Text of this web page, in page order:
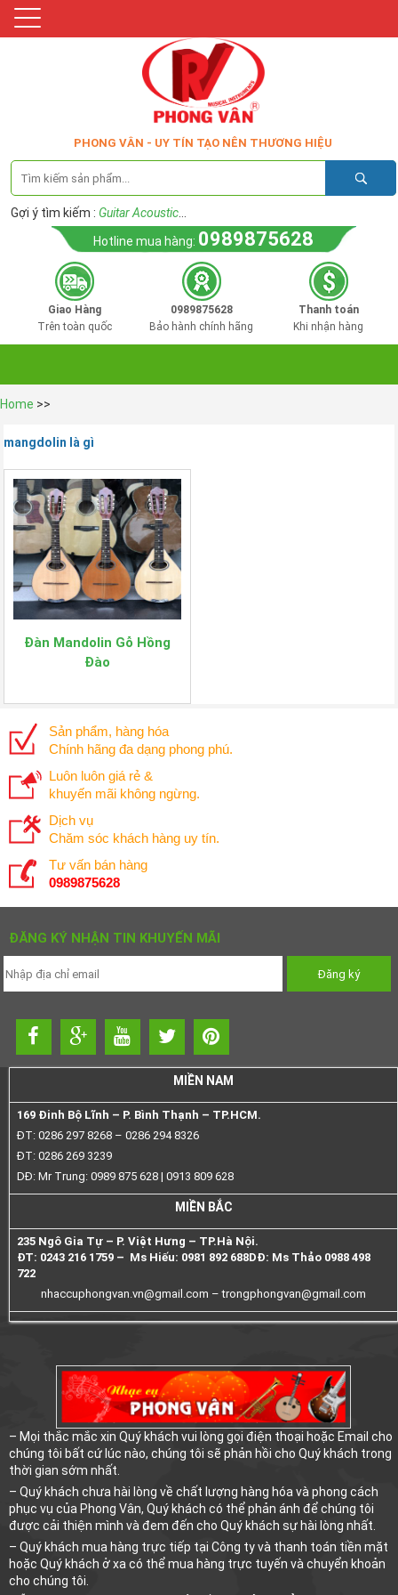
PHONG VÂN - UY TÍN TẠO NÊN THƯƠNG HIỆU
Gợi ý tìm kiếm : Guitar Acoustic
Hotline mua hàng: 0989875628
Giao Hàng
Trên toàn quốc
0989875628
Bảo hành chính hãng
Thanh toán
Khi nhận hàng
Home >>
mangdolin là gì
Đàn Mandolin Gỗ Hồng
Đào
Sản phẩm, hàng hóa
Chính hãng đa dạng phong phú.
Luôn luôn giá rẻ &
khuyến mãi không ngừng.
Dịch vụ
Chăm sóc khách hàng uy tín.
Tư vấn bán hàng
0989875628
ĐĂNG KÝ NHẬN TIN KHUYẾN MÃI
MIỀN NAM
169 Đinh Bộ Lĩnh – P. Bình Thạnh – TP.HCM.
ĐT: 0286 297 8268 – 0286 294 8326
ĐT: 0286 269 3239
DĐ: Mr Trung: 0989 875 628 | 0913 809 628
MIỀN BẮC
235 Ngô Gia Tự – P. Việt Hưng – TP.Hà Nội.
ĐT: 0243 216 1759 – Ms Hiếu: 0981 892 688DĐ: Ms Thảo 0988 498
722
nhaccuphongvan.vn@gmail.com –trongphongvan@gmail.com
– Mọi thắc mắc xin Quý khách vui lòng gọi điện thoại hoặc Email cho
chúng tôi bất cứ lúc nào, chúng tôi sẽ phản hồi cho Quý khách trong
thời gian sớm nhất.
– Quý khách chưa hài lòng về chất lượng hàng hóa và phong cách
phục vụ của Phong Vân, Quý khách có thể phản ánh để chúng tôi
được cải thiện mình và đem đến cho Quý khách sự hài lòng nhất.
– Quý khách mua hàng trực tiếp tại Công ty và thanh toán tiền mặt
hoặc Quý khách ở xa có thể mua hàng trực tuyến và chuyển khoản
cho chúng tôi.